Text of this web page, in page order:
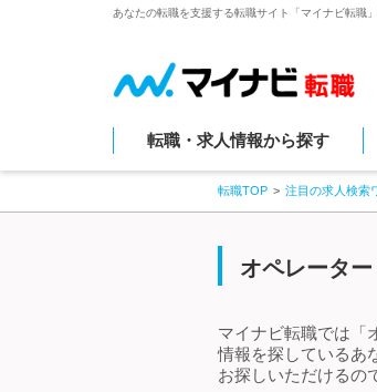
あなたの転職を支援する転職サイト「マイナビ転職
転職・求人情報から探す
転職TOP 注目の求人検索
オペレータ
マイナビ転職では「
情報を探しているあ
お探しいただけるの